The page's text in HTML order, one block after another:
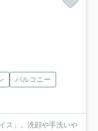
バルコニー
ス」。洗顔や手洗いや